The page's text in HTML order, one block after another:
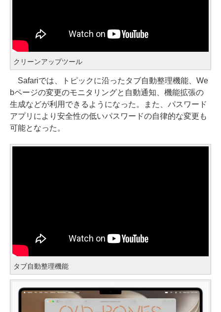
クリーンアップツール
Safariでは、トピックに沿ったタブ自動整理機能、We
bページの変更のモニタリングと自動通知、機能拡張の
生成などが利用できるようになった。また、パスワード
アプリにより安全性の低いパスワードの自律的な変更も
可能となった。
タブ自動整理機能